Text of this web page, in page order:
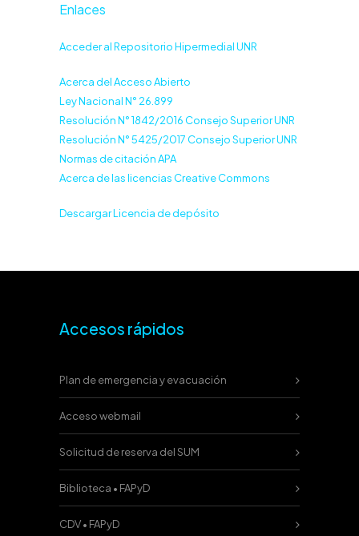
Enlaces
Acceder al Repositorio Hipermedial UNR
Acerca del Acceso Abierto
Ley Nacional N° 26.899
Resolución N° 1842/2016 Consejo Superior UNR
Resolución N° 5425/2017 Consejo Superior UNR
Normas de citación APA
Acerca de las licencias Creative Commons
Descargar Licencia de depósito
Accesos rápidos
Plan de emergencia y evacuación
Acceso webmail
Solicitud de reserva del SUM
Biblioteca • FAPyD
CDV • FAPyD